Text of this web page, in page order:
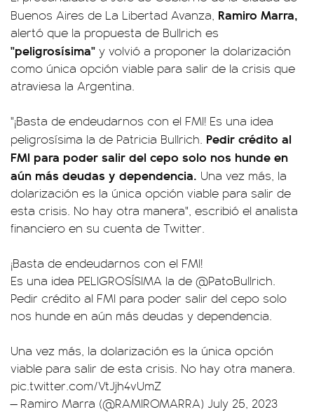
Buenos Aires de La Libertad Avanza, Ramiro Marra,
alertó que la propuesta de Bullrich es
"peligrosísima" y volvió a proponer la dolarización
como única opción viable para salir de la crisis que
atraviesa la Argentina.
"¡Basta de endeudarnos con el FMI! Es una idea
peligrosísima la de Patricia Bullrich. Pedir crédito al
FMI para poder salir del cepo solo nos hunde en
aún más deudas y dependencia. Una vez más, la
dolarización es la única opción viable para salir de
esta crisis. No hay otra manera", escribió el analista
financiero en su cuenta de Twitter.
¡Basta de endeudarnos con el FMI!
Es una idea PELIGROSÍSIMA la de @PatoBullrich.
Pedir crédito al FMI para poder salir del cepo solo
nos hunde en aún más deudas y dependencia.
Una vez más, la dolarización es la única opción
viable para salir de esta crisis. No hay otra manera.
pic.twitter.com/VtJjh4vUmZ
— Ramiro Marra (@RAMIROMARRA) July 25, 2023